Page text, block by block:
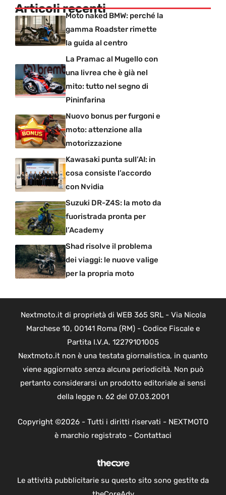
Articoli recentiMoto naked BMW: perché la
gamma Roadster rimette
la guida al centro
La Pramac al Mugello con
una livrea che è già nel
mito: tutto nel segno di
Pininfarina
Nuovo bonus per furgoni e
moto: attenzione alla
motorizzazione
Kawasaki punta sull’AI: in
cosa consiste l’accordo
con Nvidia
Suzuki DR-Z4S: la moto da
fuoristrada pronta per
l’Academy
Shad risolve il problema
dei viaggi: le nuove valige
per la propria moto
Nextmoto.it di proprietà di WEB 365 SRL - Via Nicola
Marchese 10, 00141 Roma (RM) - Codice Fiscale e
Partita I.V.A. 12279101005
Nextmoto.it non è una testata giornalistica, in quanto
viene aggiornato senza alcuna periodicità. Non può
pertanto considerarsi un prodotto editoriale ai sensi
della legge n. 62 del 07.03.2001
Copyright ©2026 - Tutti i diritti riservati - NEXTMOTO
è marchio registrato - Contattaci
Le attività pubblicitarie su questo sito sono gestite da